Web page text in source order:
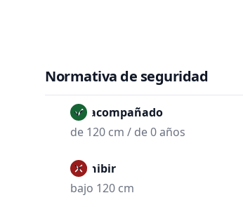
Normativa de seguridad
No acompañado
de 120 cm / de 0 años
Prohibir
bajo 120 cm